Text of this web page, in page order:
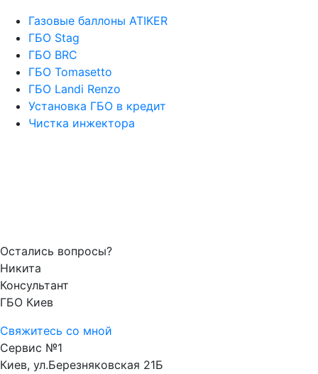
Газовые баллоны ATIKER
ГБО Stag
ГБО BRC
ГБО Tomasetto
ГБО Landi Renzo
Установка ГБО в кредит
Чистка инжектора
Остались вопросы?
Никита
Консультант
ГБО Киев
Свяжитесь со мной
Сервис №1
Киев, ул.Березняковская 21Б